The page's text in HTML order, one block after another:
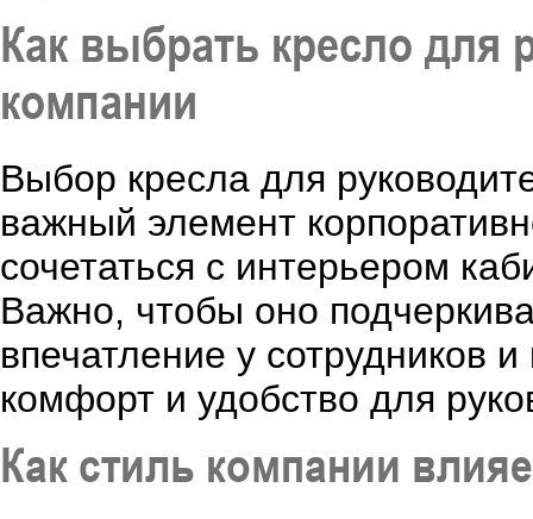
Как выбрать кресло для
компании
Выбор кресла для
важный элемент
сочетаться с интерьером
Важно, чтобы оно
впечатление у сотрудников
комфорт и удобство для
Как стиль компании